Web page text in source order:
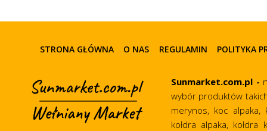
STRONA GŁÓWNA O NAS REGULAMIN POLITYKA
Sunmarket.com.pl -
wybór produktów
merynos, koc alpaka,
kołdra alpaka, kołdra